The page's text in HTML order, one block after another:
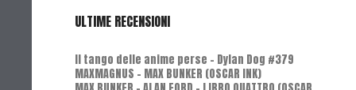
ULTIME RECENSIONI
Il tango delle anime perse - Dylan Dog #379
MAXMAGNUS – MAX BUNKER (OSCAR INK)